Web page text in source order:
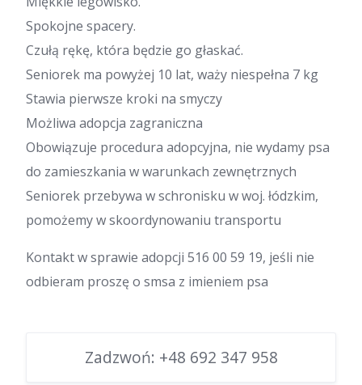
Spokojne spacery.
Czułą rękę, która będzie go głaskać.
Seniorek ma powyżej 10 lat, waży niespełna 7 kg
Stawia pierwsze kroki na smyczy
Możliwa adopcja zagraniczna
Obowiązuje procedura adopcyjna, nie wydamy psa
do zamieszkania w warunkach zewnętrznych
Seniorek przebywa w schronisku w woj. łódzkim,
pomożemy w skoordynowaniu transportu
Kontakt w sprawie adopcji 516 00 59 19, jeśli nie
odbieram proszę o smsa z imieniem psa
Zadzwoń: +48 692 347 958